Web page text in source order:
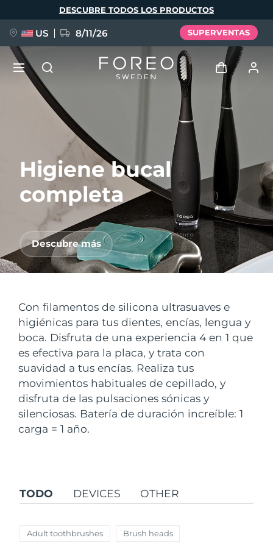
Higiene bucal
completa
Descubre más
Con filamentos de silicona ultrasuaves e
higiénicas para tus dientes, encías, lengua y
boca. Disfruta de una experiencia 4 en 1 que
es efectiva para la placa, y trata con
suavidad a tus encías. Realiza tus
movimientos habituales de cepillado, y
disfruta de las pulsaciones sónicas y
silenciosas. Batería de duración increíble: 1
carga = 1 año.
TODO DEVICES OTHER
Adult toothbrushes Brush heads
DESCUBRE TODOS LOS PRODUCTOS
US 8/11/26 SUPERVENTAS
Iniciar sesión
Perfil de usuario
Mis dispositivos
Mis pedidos
Mis direcciones
Mis suscripciones
NUEVO
FAQ™ Pure Beauty-Tech Elixir
BREAKING NEWS
issa™ Teeth Whitening Set
FAQ™ Dual LED Panel
POPULAR
Sorpresas especiales
English Deutsch
Español
Italiano
Português
Svenska
Русский
Türkçe
简体中文 繁體中文
País de envío
Estados Unidos Entrega prevista8/11/26
Reino Unido Entrega prevista 8/10/26
España Entrega prevista
Australia Entrega prevista
Francia
Australia Entrega prevista